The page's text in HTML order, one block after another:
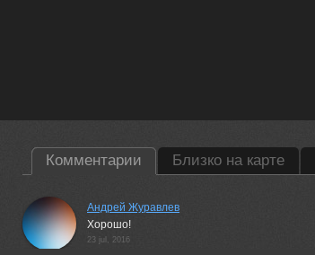
Комментарии Близко на карте
Андрей Журавлев
Хорошо!
23 jul, 2016